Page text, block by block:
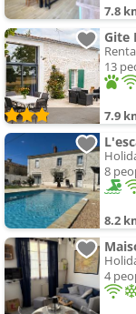
7.8
Gite
13
7.9
8
8.2
4